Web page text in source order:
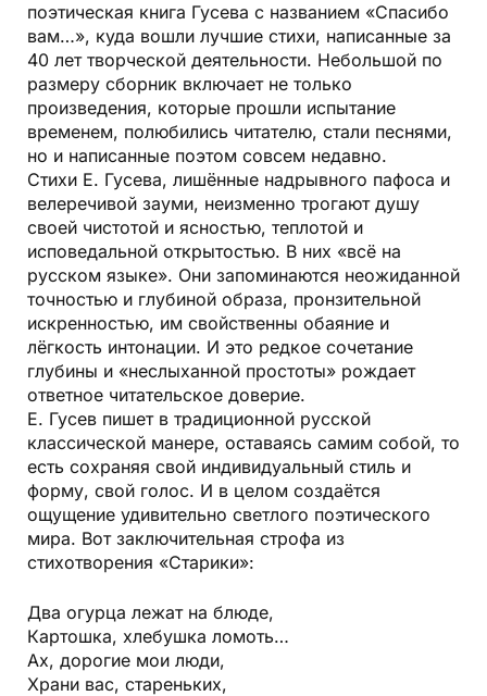
поэтическая книга Гусева с названием «Спасибо
вам…», куда вошли лучшие стихи, написанные за
40 лет творческой деятельности. Небольшой по
размеру сборник включает не только
произведения, которые прошли испытание
временем, полюбились читателю, стали песнями,
но и написанные поэтом совсем недавно.
Стихи Е. Гусева, лишённые надрывного пафоса и
велеречивой зауми, неизменно трогают душу
своей чистотой и ясностью, теплотой и
исповедальной открытостью. В них «всё на
русском языке». Они запоминаются неожиданной
точностью и глубиной образа, пронзительной
искренностью, им свойственны обаяние и
лёгкость интонации. И это редкое сочетание
глубины и «неслыханной простоты» рождает
ответное читательское доверие.
Е. Гусев пишет в традиционной русской
классической манере, оставаясь самим собой, то
есть сохраняя свой индивидуальный стиль и
форму, свой голос. И в целом создаётся
ощущение удивительно светлого поэтического
мира. Вот заключительная строфа из
стихотворения «Старики»:
Два огурца лежат на блюде,
Картошка, хлебушка ломоть…
Ах, дорогие мои люди,
Храни вас, стареньких,